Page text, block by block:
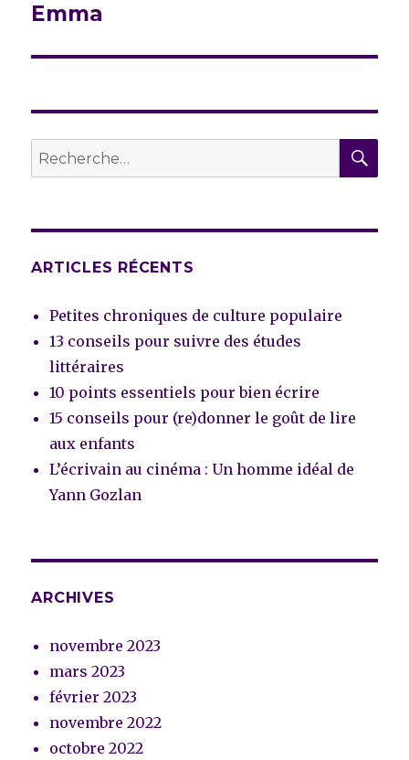
suivante :
Emma
Recherche
pour :
ARTICLES RÉCENTS
Petites chroniques de culture populaire
13 conseils pour suivre des études
littéraires
10 points essentiels pour bien écrire
15 conseils pour (re)donner le goût de lire
aux enfants
L’écrivain au cinéma : Un homme idéal de
Yann Gozlan
ARCHIVES
novembre 2023
mars 2023
février 2023
novembre 2022
octobre 2022